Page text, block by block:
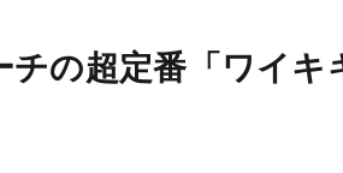
の超定番「ワイ